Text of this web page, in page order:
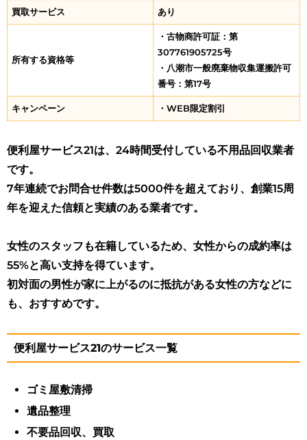
買取サービス あり
所有する資格等
・古物商許可証：第
307761905725号
・八潮市一般廃棄物収集運搬許可
番号：第17号
キャンペーン ・WEB限定割引
便利屋サービス21は、24時間受付している不用品回収業者
です。
7年連続でお問合せ件数は5000件を超えており、創業15周
年を迎えた信頼と実績のある業者です。
女性のスタッフも在籍しているため、女性からの成約率は
55%と高い支持を得ています。
初対面の男性が家に上がるのに抵抗がある女性の方などに
も、おすすめです。
便利屋サービス21のサービス一覧
ゴミ屋敷清掃
遺品整理
不要品回収、買取